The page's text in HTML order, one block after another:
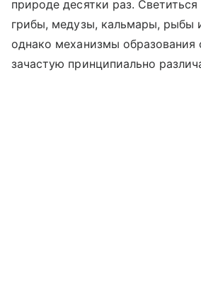
природе десятки раз.
грибы, медузы, кальмары, рыбы
однако механизмы образования
зачастую принципиально